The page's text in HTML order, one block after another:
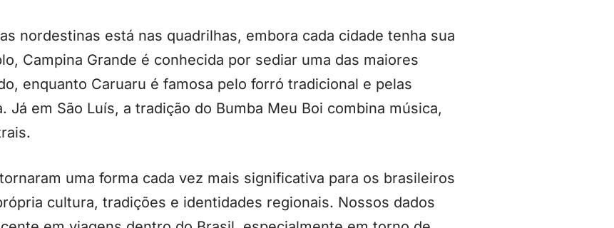
nordestinas está nas quadrilhas, embora cada cidade tenha sua
Campina Grande é conhecida por sediar uma das maiores
enquanto Caruaru é famosa pelo forró tradicional e pelas
Já em São Luís, a tradição do Bumba Meu Boi combina música,
uma forma cada vez mais significativa para os brasileiros
cultura, tradições e identidades regionais. Nossos dados